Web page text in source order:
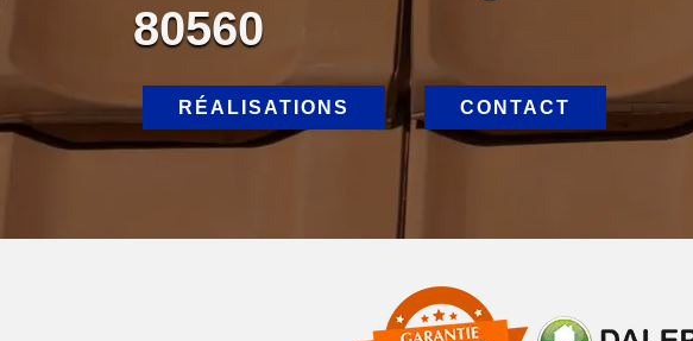
80560
RÉALISATIONS CONTACT